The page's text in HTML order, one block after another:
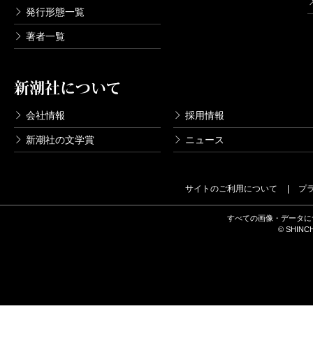
発行形態一覧
著者一覧
新潮社について
会社情報 採用情報
新潮社の文学賞 ニュース
サイトのご利用について プ
すべての画像・データ
©